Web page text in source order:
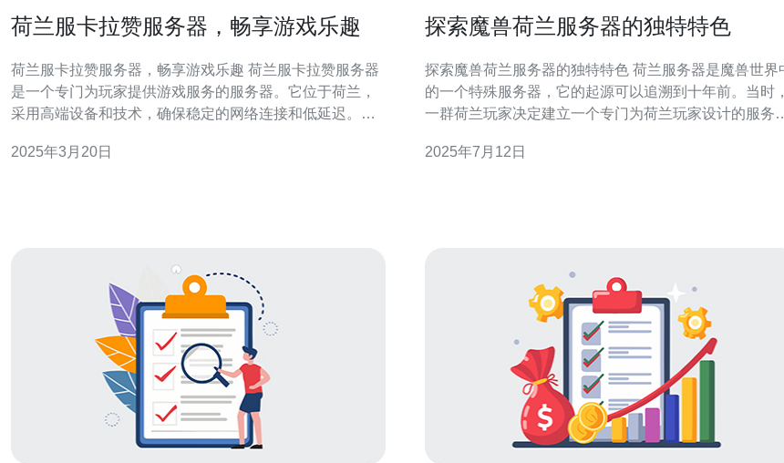
荷兰服卡拉赞服务器，畅享游戏乐趣
荷兰服卡拉赞服务器，畅享游戏乐趣 荷兰服卡拉赞服务器
是一个专门为玩家提供游戏服务的服务器。它位于荷兰，
采用高端设备和技术，确保稳定的网络连接和低延迟。作
快的游戏体验。 首先，荷兰服卡拉赞服务器拥有稳定的网
2025年3月20日
探索魔兽荷兰服务器的独特特色
探索魔兽荷兰服务器的独特特色 荷兰服务器是魔兽世界中
的一个特殊服务器，它的起源可以追溯到十年前。当时，
一群荷兰玩家决定建立一个专门为荷兰玩家设计的服务
引了来自世界各地的玩家，这使得服务器上的玩家群体非
2025年7月12日